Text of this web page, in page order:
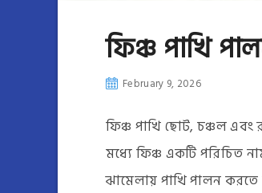
ফিঞ্চ পাখি
February 9, 2026
ফিঞ্চ পাখি ছোট, চঞ্চল এবং
মধ্যে ফিঞ্চ একটি পরিচিত
ঝামেলায় পাখি পালন